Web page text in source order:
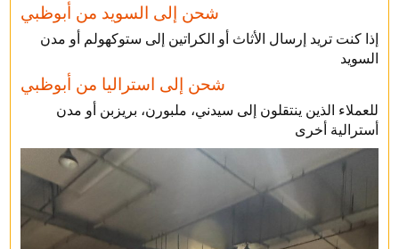
شحن إلى السويد من أبوظبي
إذا كنت تريد إرسال الأثاث أو الكراتين إلى ستوكهولم أو مدن
السويد
شحن إلى استراليا من أبوظبي
للعملاء الذين ينتقلون إلى سيدني، ملبورن، بريزبن أو مدن
أسترالية أخرى